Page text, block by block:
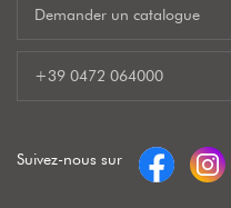
Demander un catalogue
+39 0472 064000
Suivez-nous sur